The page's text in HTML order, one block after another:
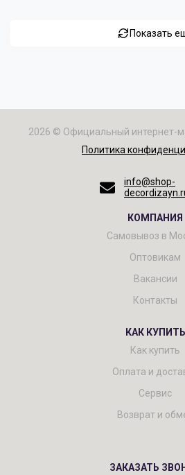
Показать
2026 © Официальный интернет-
Политика
info@shop-
КОМПАНИЯ
Самовывоз в
Оптовикам
Вакансии
Контакты
КАК КУПИТЬ
Как купить
Оплата и
Сервис
Возврат и
ЗАКАЗАТЬ